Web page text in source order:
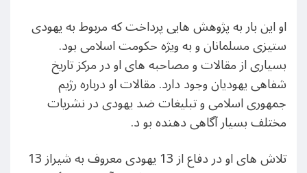
او این بار به پژوهش هایی پرداخت که مربوط به یهودی
ستیزی مسلمانان و به ويژه حکومت اسلامی بود.
بسیاری از مقالات و مصاحبه های او در مرکز تاریخ
شفاهی یهودیان وجود دارد. مقالات او درباره رژیم
جمهوری اسلامی و تبلیغات ضد یهودی در نشریات
مختلف بسیار آگاهی دهنده بو د.
تلاش های او در دفاع از 13 یهودی معروف به شیراز 13